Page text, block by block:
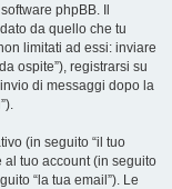
phpBB. Il
da quello che tu
limitati ad essi: inviare
ospite”), registrarsi su
di messaggi dopo la
(in seguito “il tuo
al tuo account (in seguito
“la tua email”). Le